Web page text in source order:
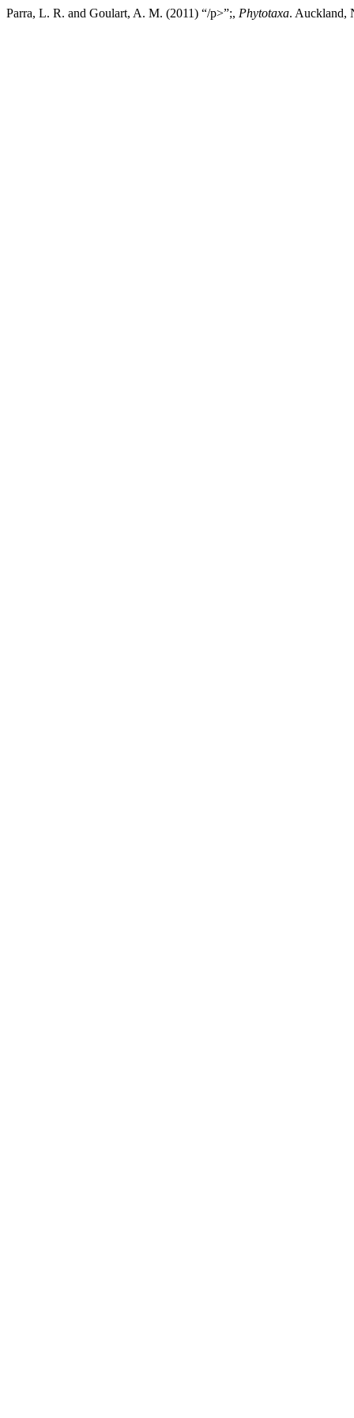
Parra, L. R. and Goulart, A. M. (2011) “/p>”;, Phytotaxa. Auckland,